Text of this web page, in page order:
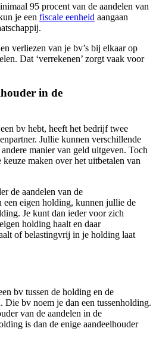
95 procent van de aandelen van
je een fiscale eenheid aangaan
verliezen van je bv’s bij elkaar op
Dat ‘verrekenen’ zorgt vaak voor
in de
bv hebt, heeft het bedrijf twee
Jullie kunnen verschillende
manier van geld uitgeven. Toch
maken over het uitbetalen van
de aandelen van de
een eigen holding, kunnen jullie de
Je kunt dan ieder voor zich
holding haalt en daar
of belastingvrij in je holding laat
bv tussen de holding en de
Die bv noem je dan een tussenholding.
van de aandelen in de
is dan de enige aandeelhouder